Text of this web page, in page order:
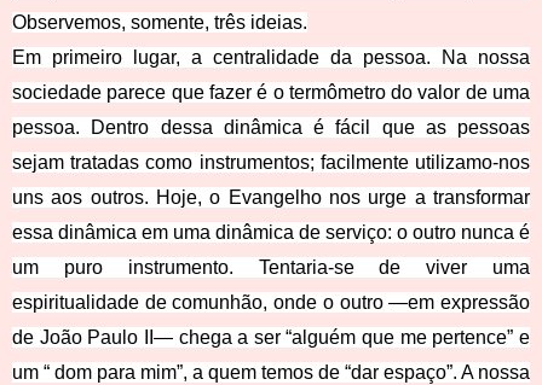
Observemos, somente, três ideias.
Em primeiro lugar, a centralidade da pessoa. Na nossa
sociedade parece que fazer é o termômetro do valor de uma
pessoa. Dentro dessa dinâmica é fácil que as pessoas
sejam tratadas como instrumentos; facilmente utilizamo-nos
uns aos outros. Hoje, o Evangelho nos urge a transformar
essa dinâmica em uma dinâmica de serviço: o outro nunca é
um puro instrumento. Tentaria-se de viver uma
espiritualidade de comunhão, onde o outro —em expressão
de João Paulo II— chega a ser “alguém que me pertence” e
um “ dom para mim”, a quem temos de “dar espaço”. A nossa